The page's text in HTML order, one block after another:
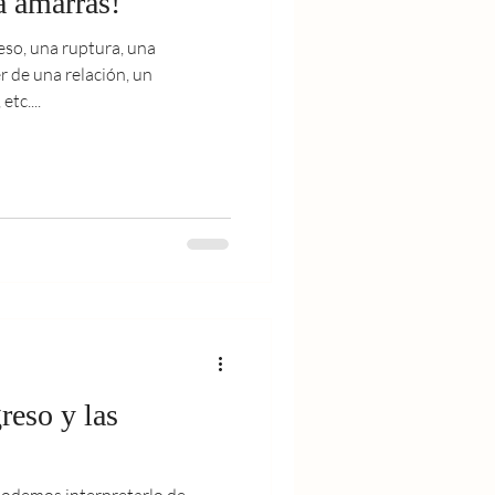
una ruptura, una
de una relación, un
y las